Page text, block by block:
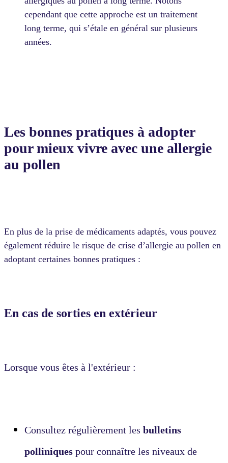
cependant que cette approche est un traitement
long terme, qui s’étale en général sur plusieurs
années.
Les bonnes pratiques à adopter
pour mieux vivre avec une allergie
au pollen
En plus de la prise de médicaments adaptés, vous pouvez
également réduire le risque de crise d’allergie au pollen en
adoptant certaines bonnes pratiques :
En cas de sorties en extérieur
Lorsque vous êtes à l'extérieur :
Consultez régulièrement les bulletins
polliniques pour connaître les niveaux de